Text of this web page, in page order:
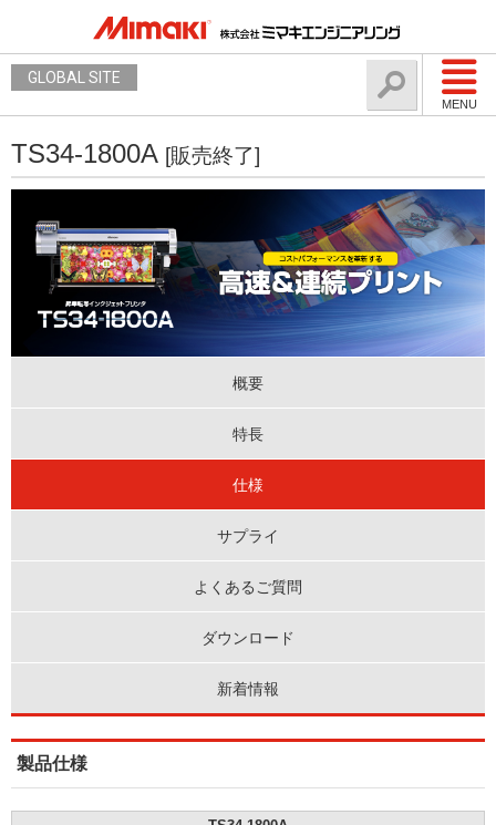
MENU
GLOBAL SITE
TS34-1800A [販売終了]
概要
特長
仕様
サプライ
よくあるご質問
ダウンロード
新着情報
製品仕様